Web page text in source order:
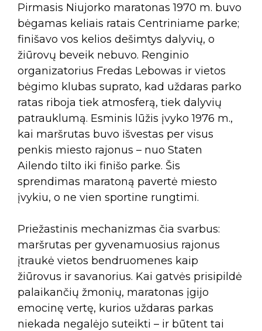
Pirmasis Niujorko maratonas 1970 m. buvo
bėgamas keliais ratais Centriniame parke;
finišavo vos kelios dešimtys dalyvių, o
žiūrovų beveik nebuvo. Renginio
organizatorius Fredas Lebowas ir vietos
bėgimo klubas suprato, kad uždaras parko
ratas riboja tiek atmosferą, tiek dalyvių
patrauklumą. Esminis lūžis įvyko 1976 m.,
kai maršrutas buvo išvestas per visus
penkis miesto rajonus – nuo Staten
Ailendo tilto iki finišo parke. Šis
sprendimas maratoną pavertė miesto
įvykiu, o ne vien sportine rungtimi.
Priežastinis mechanizmas čia svarbus:
maršrutas per gyvenamuosius rajonus
įtraukė vietos bendruomenes kaip
žiūrovus ir savanorius. Kai gatvės prisipildė
palaikančių žmonių, maratonas įgijo
emocinę vertę, kurios uždaras parkas
niekada negalėjo suteikti – ir būtent tai